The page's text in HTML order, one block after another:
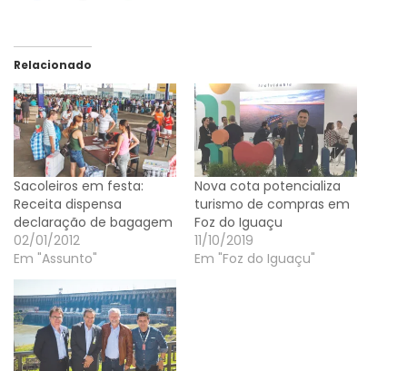
Relacionado
Sacoleiros em festa:
Receita dispensa
declaração de bagagem
02/01/2012
Em "Assunto"
Nova cota potencializa
turismo de compras em
Foz do Iguaçu
11/10/2019
Em "Foz do Iguaçu"